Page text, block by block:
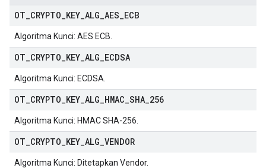
OT CRYPTO KEY ALG AES ECB
Algoritma Kunci: AES ECB.
OT CRYPTO KEY ALG ECDSA
Algoritma Kunci: ECDSA.
OT CRYPTO KEY ALG HMAC SHA 256
Algoritma Kunci: HMAC SHA-256.
OT CRYPTO KEY ALG VENDOR
Algoritma Kunci: Ditetapkan Vendor.